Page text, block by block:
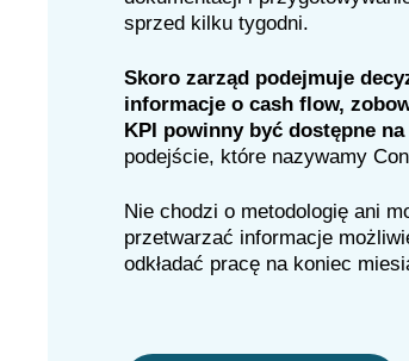
sprzed kilku tygodni.
Skoro zarząd podejmuje
informacje o cash flow,
KPI powinny być dostępne na
podejście, które nazywamy
Nie chodzi o metodologię ani
przetwarzać informacje